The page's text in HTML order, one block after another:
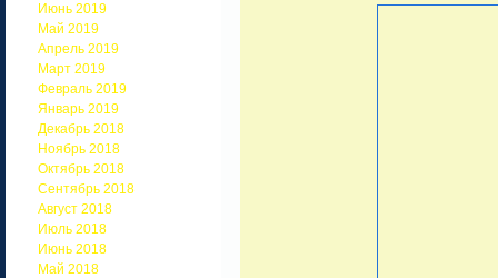
Июнь 2019
Май 2019
Апрель 2019
Март 2019
Февраль 2019
Январь 2019
Декабрь 2018
Ноябрь 2018
Октябрь 2018
Сентябрь 2018
Август 2018
Июль 2018
Июнь 2018
Май 2018